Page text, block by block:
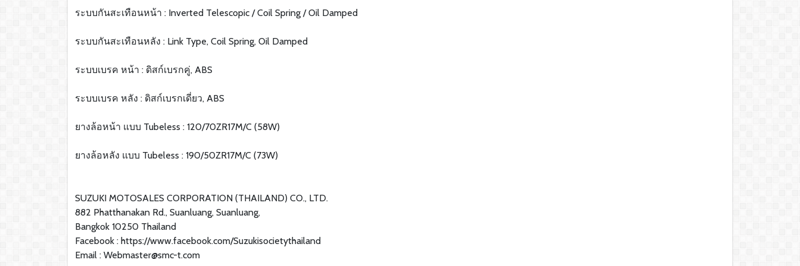
ระบบกันสะเทือนหน้า : Inverted Telescopic / Coil Spring / Oil Damped
ระบบกันสะเทือนหลัง : Link Type, Coil Spring, Oil Damped
ระบบเบรค หน้า : ดิสก์เบรกคู่, ABS
ระบบเบรค หลัง : ดิสก์เบรกเดี่ยว, ABS
ยางล้อหน้า แบบ Tubeless : 120/70ZR17M/C (58W)
ยางล้อหลัง แบบ Tubeless : 190/50ZR17M/C (73W)
SUZUKI MOTOSALES CORPORATION (THAILAND) CO., LTD.
882 Phatthanakan Rd., Suanluang, Suanluang,
Bangkok 10250 Thailand
Facebook : https://www.facebook.com/Suzukisocietythailand
Email : Webmaster@smc-t.com